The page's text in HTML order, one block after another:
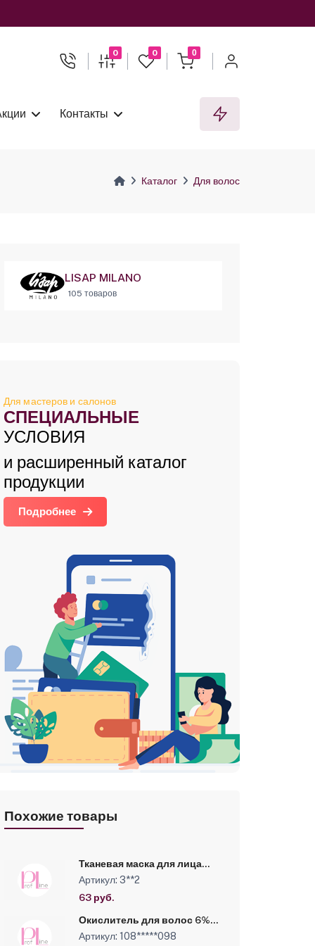
0 0 0
Контакты
Каталог Для волос
LISAP MILANO
105 товаров
Для мастеров и салонов
СПЕЦИАЛЬНЫЕ
УСЛОВИЯ
и расширенный каталог
продукции
Подробнее
Похожие товары
Тканевая маска для лица
омолаживающая Kapous, 25
г
Артикул: 3**2
63 руб.
Окислитель для волос 6%-
100 мл -LUXOR
PROFESSIONAL
Артикул: 108*****098